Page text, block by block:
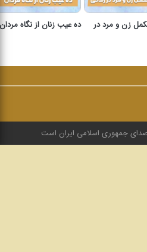
زن و مرد در
ده عیب زنان از نگاه
جمهوری اسلامی ایران است